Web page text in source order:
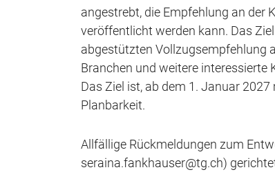
angestrebt, die Empfehlung an der
veröffentlicht werden kann. Das
abgestützten Vollzugsempfehlung
Branchen und weitere
Das Ziel ist, ab dem 1. Januar
Planbarkeit.
Allfällige Rückmeldungen zum
seraina.fankhauser@tg.ch)